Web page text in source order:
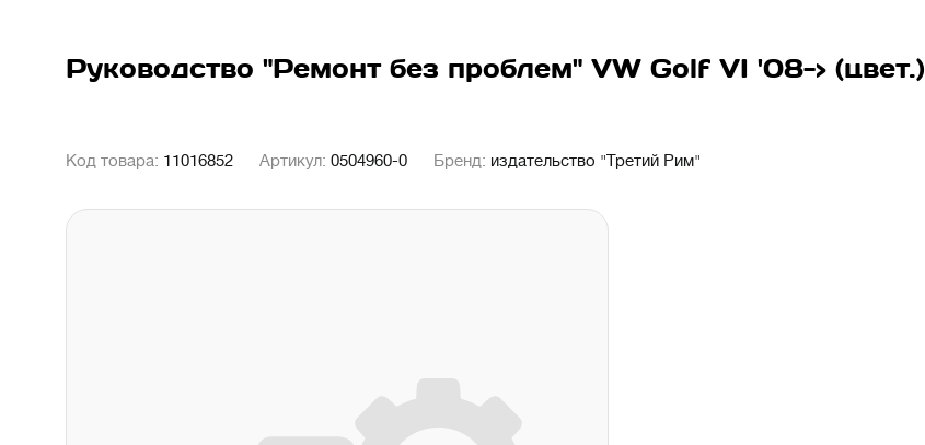
Руководство "Ремонт без проблем" VW Golf VI '08-> (цвет.)
Код товара: 11016852 Артикул: 0504960-0 Бренд: издательство "Третий Рим"